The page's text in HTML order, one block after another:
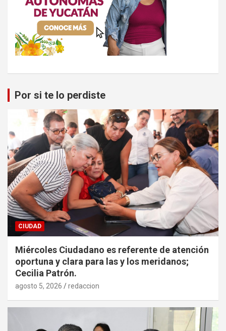
Por si te lo perdiste
CIUDAD
Miércoles Ciudadano es referente de atención
oportuna y clara para las y los meridanos;
Cecilia Patrón.
agosto 5, 2026 redaccion